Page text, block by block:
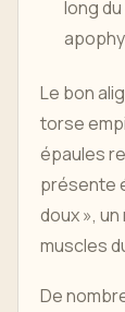
long
Le bon
torse
épaules
présente
doux »,
muscles
De